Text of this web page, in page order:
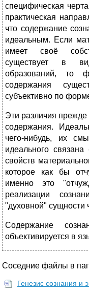
специфическая
практическая
что содержание
идеальным. Если
имеет своё
существует в
образований, то
содержания
субъективно по
Эти различия
содержания.
чего-нибудь, их
идеального
свойств
которое как бы
именно это
реализации
"духовной" сущ­ности
Содержание
объективируется в
Соседние файлы в
Генезис сознания